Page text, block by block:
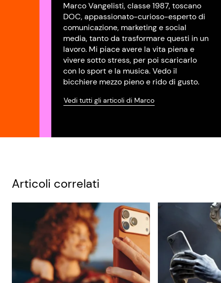
Marco Vangelisti, classe 1987, toscano
DOC, appassionato-curioso-esperto di
comunicazione, marketing e social
media, tanto da trasformare questi in un
lavoro. Mi piace avere la vita piena e
vivere sotto stress, per poi scaricarlo
con lo sport e la musica. Vedo il
bicchiere mezzo pieno e rido di gusto.
Vedi tutti gli articoli di Marco
Articoli correlati